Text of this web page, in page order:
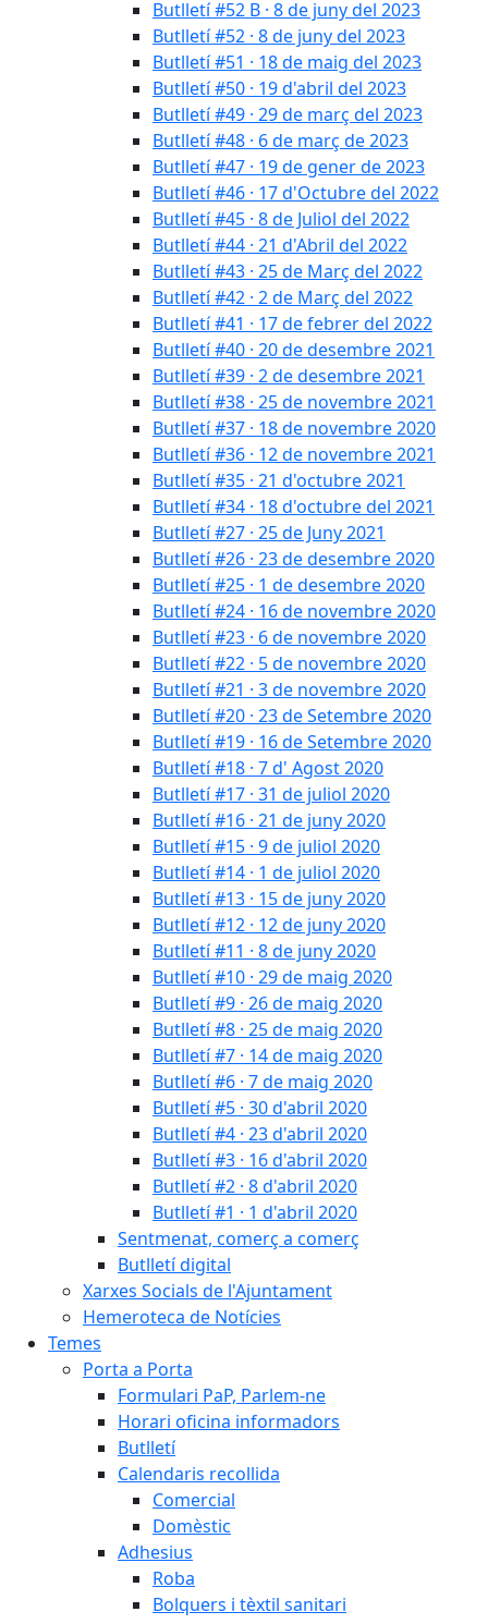
Butlletí #52 B · 8 de juny del 2023
Butlletí #52 · 8 de juny del 2023
Butlletí #51 · 18 de maig del 2023
Butlletí #50 · 19 d'abril del 2023
Butlletí #49 · 29 de març del 2023
Butlletí #48 · 6 de març de 2023
Butlletí #47 · 19 de gener de 2023
Butlletí #46 · 17 d'Octubre del 2022
Butlletí #45 · 8 de Juliol del 2022
Butlletí #44 · 21 d'Abril del 2022
Butlletí #43 · 25 de Març del 2022
Butlletí #42 · 2 de Març del 2022
Butlletí #41 · 17 de febrer del 2022
Butlletí #40 · 20 de desembre 2021
Butlletí #39 · 2 de desembre 2021
Butlletí #38 · 25 de novembre 2021
Butlletí #37 · 18 de novembre 2020
Butlletí #36 · 12 de novembre 2021
Butlletí #35 · 21 d'octubre 2021
Butlletí #34 · 18 d'octubre del 2021
Butlletí #27 · 25 de Juny 2021
Butlletí #26 · 23 de desembre 2020
Butlletí #25 · 1 de desembre 2020
Butlletí #24 · 16 de novembre 2020
Butlletí #23 · 6 de novembre 2020
Butlletí #22 · 5 de novembre 2020
Butlletí #21 · 3 de novembre 2020
Butlletí #20 · 23 de Setembre 2020
Butlletí #19 · 16 de Setembre 2020
Butlletí #18 · 7 d' Agost 2020
Butlletí #17 · 31 de juliol 2020
Butlletí #16 · 21 de juny 2020
Butlletí #15 · 9 de juliol 2020
Butlletí #14 · 1 de juliol 2020
Butlletí #13 · 15 de juny 2020
Butlletí #12 · 12 de juny 2020
Butlletí #11 · 8 de juny 2020
Butlletí #10 · 29 de maig 2020
Butlletí #9 · 26 de maig 2020
Butlletí #8 · 25 de maig 2020
Butlletí #7 · 14 de maig 2020
Butlletí #6 · 7 de maig 2020
Butlletí #5 · 30 d'abril 2020
Butlletí #4 · 23 d'abril 2020
Butlletí #3 · 16 d'abril 2020
Butlletí #2 · 8 d'abril 2020
Butlletí #1 · 1 d'abril 2020
Sentmenat, comerç a comerç
Butlletí digital
Xarxes Socials de l'Ajuntament
Hemeroteca de Notícies
Temes
Porta a Porta
Formulari PaP, Parlem-ne
Horari oficina informadors
Butlletí
Calendaris recollida
Comercial
Domèstic
Adhesius
Roba
Bolquers i tèxtil sanitari